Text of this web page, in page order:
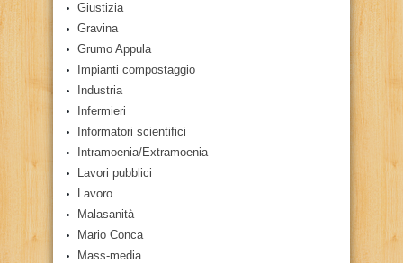
Giustizia
Gravina
Grumo Appula
Impianti compostaggio
Industria
Infermieri
Informatori scientifici
Intramoenia/Extramoenia
Lavori pubblici
Lavoro
Malasanità
Mario Conca
Mass-media